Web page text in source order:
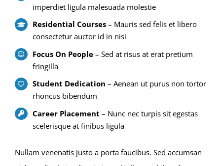
imperdiet ligula malesuada molestie
Residential Courses – Mauris sed felis et libero
consectetur auctor id in nisi
Focus On People – Sed at risus at erat pretium
fringilla
Student Dedication – Aenean ut purus non tortor
rhoncus bibendum
Career Placement – Nunc nec turpis sit egestas
scelerisque at finibus ligula
Nullam venenatis justo a porta faucibus. Sed accumsan